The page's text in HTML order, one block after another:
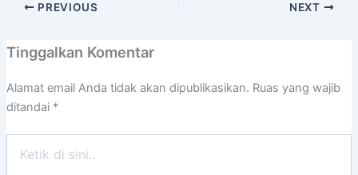
PREVIOUS NEXT
Tinggalkan Komentar
Alamat email Anda tidak akan dipublikasikan. Ruas yang wajib
ditandai *